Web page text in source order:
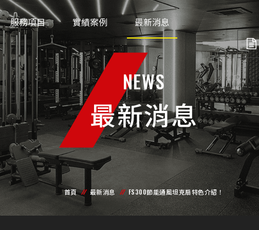
服務項目 實績案例 最新消息
NEWS
最新消息
首頁 最新消息 FS300節能通風坦克扇特色介紹！